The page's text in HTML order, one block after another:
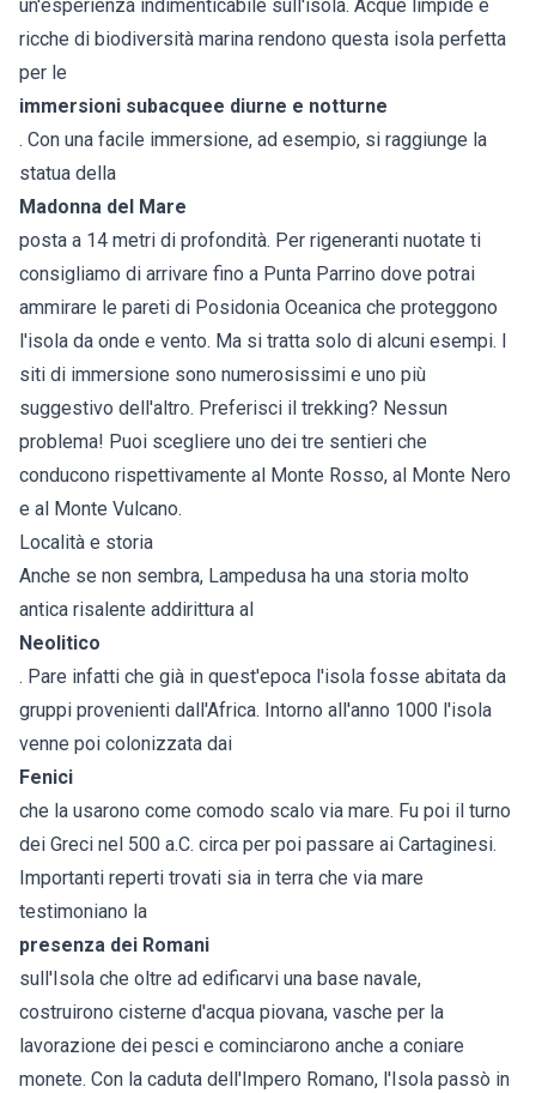
un'esperienza indimenticabile sull'isola. Acque limpide e
ricche di biodiversità marina rendono questa isola perfetta
per le
immersioni subacquee diurne e notturne
. Con una facile immersione, ad esempio, si raggiunge la
statua della
Madonna del Mare
posta a 14 metri di profondità. Per rigeneranti nuotate ti
consigliamo di arrivare fino a Punta Parrino dove potrai
ammirare le pareti di Posidonia Oceanica che proteggono
l'isola da onde e vento. Ma si tratta solo di alcuni esempi. I
siti di immersione sono numerosissimi e uno più
suggestivo dell'altro. Preferisci il trekking? Nessun
problema! Puoi scegliere uno dei tre sentieri che
conducono rispettivamente al Monte Rosso, al Monte Nero
e al Monte Vulcano.
Località e storia
Anche se non sembra, Lampedusa ha una storia molto
antica risalente addirittura al
Neolitico
. Pare infatti che già in quest'epoca l'isola fosse abitata da
gruppi provenienti dall'Africa. Intorno all'anno 1000 l'isola
venne poi colonizzata dai
Fenici
che la usarono come comodo scalo via mare. Fu poi il turno
dei Greci nel 500 a.C. circa per poi passare ai Cartaginesi.
Importanti reperti trovati sia in terra che via mare
testimoniano la
presenza dei Romani
sull'Isola che oltre ad edificarvi una base navale,
costruirono cisterne d'acqua piovana, vasche per la
lavorazione dei pesci e cominciarono anche a coniare
monete. Con la caduta dell'Impero Romano, l'Isola passò in